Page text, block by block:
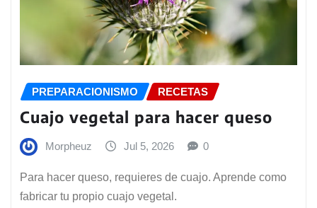
PREPARACIONISMO RECETAS
Cuajo vegetal para hacer queso
Morpheuz Jul 5, 2026 0
Para hacer queso, requieres de cuajo. Aprende como
fabricar tu propio cuajo vegetal.